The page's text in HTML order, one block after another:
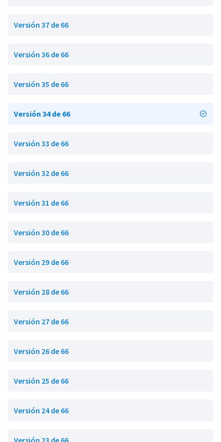
Versión 37 de 66
Versión 36 de 66
Versión 35 de 66
Versión 34 de 66
Versión 33 de 66
Versión 32 de 66
Versión 31 de 66
Versión 30 de 66
Versión 29 de 66
Versión 28 de 66
Versión 27 de 66
Versión 26 de 66
Versión 25 de 66
Versión 24 de 66
Versión 23 de 66